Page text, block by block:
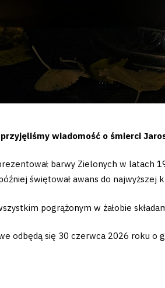
wiadomość o śmierci
barwy Zielonych w latach
świętował awans do
pogrążonym w żałobie
odbędą się 30 czerwca 2026 roku o